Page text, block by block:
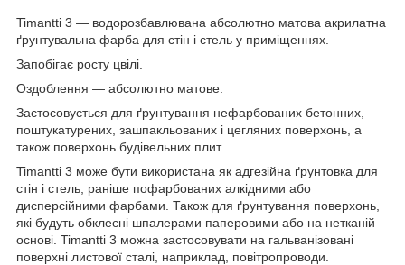
Timantti 3 — водорозбавлювана абсолютно матова акрилатна
ґрунтувальна фарба для стін і стель у приміщеннях.
Запобігає росту цвілі.
Оздоблення — абсолютно матове.
Застосовується для ґрунтування нефарбованих бетонних,
поштукатурених, зашпакльованих і цегляних поверхонь, а
також поверхонь будівельних плит.
Timantti 3 може бути використана як адгезійна ґрунтовка для
стін і стель, раніше пофарбованих алкідними або
дисперсійними фарбами. Також для ґрунтування поверхонь,
які будуть обклеєні шпалерами паперовими або на нетканій
основі. Timantti 3 можна застосовувати на гальванізовані
поверхні листової сталі, наприклад, повітропроводи.